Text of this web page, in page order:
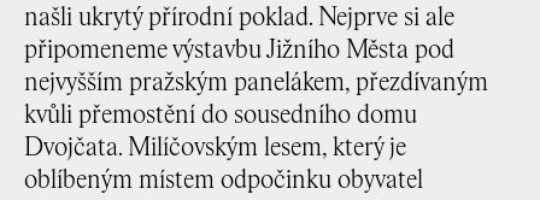
našli ukrytý přírodní poklad. Nejprve si ale
připomeneme výstavbu Jižního Města pod
nejvyšším pražským panelákem, přezdívaným
kvůli přemostění do sousedního domu
Dvojčata. Milíčovským lesem, který je
oblíbeným místem odpočinku obyvatel